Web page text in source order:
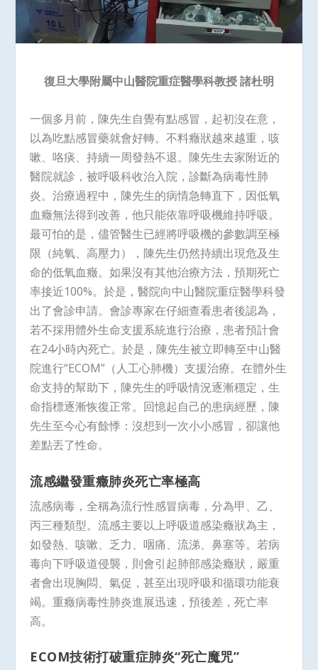
復旦大學附屬中山醫院重症醫學科教授 諸杜明
一個多月前，陳先生自覺有點感冒，起初沒在意，
以為吃點感冒藥就會好轉。不料癥狀越來越重，咳
嗽、咯痰、持續一周發熱不退。陳先生去家附近的
醫院就診，被呼吸科收治入院，診斷為病毒性肺
炎。治療過程中，陳先生的病情急轉直下，因低氧
血癥無法得到改善，他只能依靠呼吸機維持呼吸。
最可怕的是，儘管醫生已經將呼吸機的參數調至極
限（純氧、高壓力），陳先生仍然持續出現危及生
命的低氧血癥。如果沒有其他治療方法，預期死亡
率接近100%。於是，醫院向中山醫院重症醫學科發
出了會診申請。會診專家在仔細查看患者後認為，
若不採用體外生命支援系統進行治療，患者預計會
在24小時內死亡。於是，陳先生被立即轉至中山醫
院進行“ECOM”（人工心肺機）支援治療。在體外生
命支持的幫助下，陳先生的呼吸情況逐漸穩定，生
命指標逐漸恢復正常。回憶起自己的患病經歷，陳
先生至今心有餘悸：沒想到一次小小感冒，卻讓他
差點丟了性命。
流感繼發重癥肺炎死亡率極高
流感病毒，全稱為流行性感冒病毒，分為甲、乙、
丙三種類型。流感主要以上呼吸道感染癥狀為主，
如發熱、咳嗽、乏力、咽痛、流涕、鼻塞等。若病
毒向下呼吸道侵襲，則會引起肺部感染癥狀，嚴重
者會出現胸悶、氣促，甚至出現呼吸和循環功能衰
竭。重癥病毒性肺炎進展迅速，預後差，死亡率
高。
ECOM技術打破重症肺炎“死亡魔咒”